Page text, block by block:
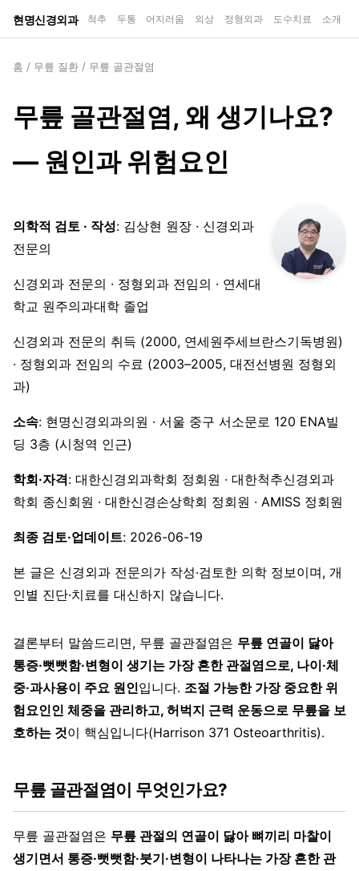
현명신경외과 척추 두통 어지러움 외상 정형외과 도수치료 소개
홈 / 무릎 질환 / 무릎 골관절염
무릎 골관절염, 왜 생기나요?
— 원인과 위험요인
의학적 검토 · 작성: 김상현 원장 · 신경외과
전문의
신경외과 전문의 · 정형외과 전임의 · 연세대
학교 원주의과대학 졸업
신경외과 전문의 취득 (2000, 연세원주세브란스기독병원)
· 정형외과 전임의 수료 (2003–2005, 대전선병원 정형외
과)
소속: 현명신경외과의원 · 서울 중구 서소문로 120 ENA빌
딩 3층 (시청역 인근)
학회·자격: 대한신경외과학회 정회원 · 대한척추신경외과
학회 종신회원 · 대한신경손상학회 정회원 · AMISS 정회원
최종 검토·업데이트: 2026-06-19
본 글은 신경외과 전문의가 작성·검토한 의학 정보이며, 개
인별 진단·치료를 대신하지 않습니다.
결론부터 말씀드리면, 무릎 골관절염은 무릎 연골이 닳아
통증·뻣뻣함·변형이 생기는 가장 흔한 관절염으로, 나이·체
중·과사용이 주요 원인입니다. 조절 가능한 가장 중요한 위
험요인인 체중을 관리하고, 허벅지 근력 운동으로 무릎을 보
호하는 것이 핵심입니다(Harrison 371 Osteoarthritis).
무릎 골관절염이 무엇인가요?
무릎 골관절염은 무릎 관절의 연골이 닳아 뼈끼리 마찰이
생기면서 통증·뻣뻣함·붓기·변형이 나타나는 가장 흔한 관